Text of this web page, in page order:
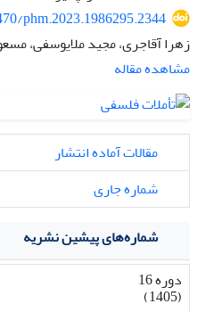
phm.2023.1986295.2344
زهرا آقاجری، مجید ملایوسفی،
مشاهده مقاله
مقالات آماده انتشار
شماره جاری
شماره‌های پیشین نشریه
دوره 16
(1405)